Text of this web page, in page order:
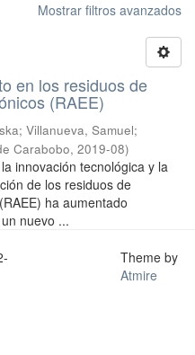
Mostrar filtros avanzados
en los residuos de
(RAEE)
; Villanueva, Samuel;
Carabobo, 2019-08)
innovación tecnológica y la
de los residuos de
ha aumentado
nuevo ...
Theme by
Atmire